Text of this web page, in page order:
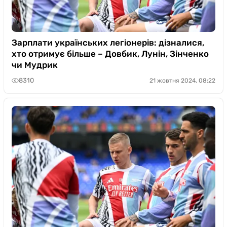
Зарплати українських легіонерів: дізналися,
хто отримує більше – Довбик, Лунін, Зінченко
чи Мудрик
8310 21 жовтня 2024, 08:22